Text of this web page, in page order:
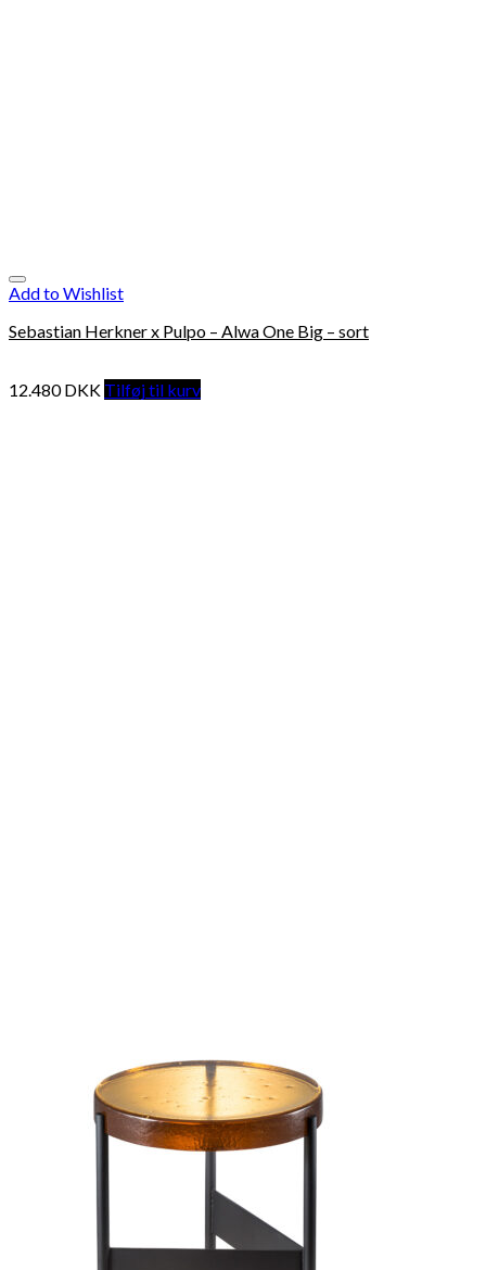
Add to Wishlist
Sebastian Herkner x Pulpo – Alwa One Big – sort
12.480DKK Tilføj til kurv